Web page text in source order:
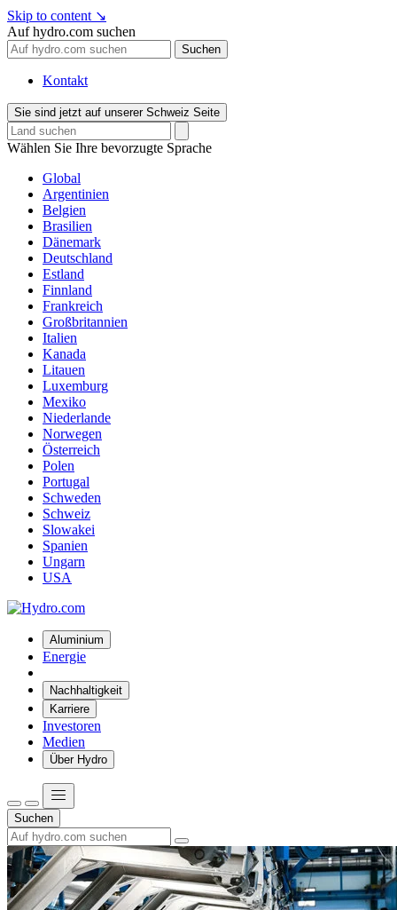
Skip to content ↘
Auf hydro.com suchen
Suchen
Kontakt
Sie sind jetzt auf unserer Schweiz Seite
Wählen Sie Ihre bevorzugte Sprache
Global
Argentinien
Belgien
Brasilien
Dänemark
Deutschland
Estland
Finnland
Frankreich
Großbritannien
Italien
Kanada
Litauen
Luxemburg
Mexiko
Niederlande
Norwegen
Österreich
Polen
Portugal
Schweden
Schweiz
Slowakei
Spanien
Ungarn
USA
Aluminium
Energie
Nachhaltigkeit
Karriere
Investoren
Medien
Über Hydro
Suchen